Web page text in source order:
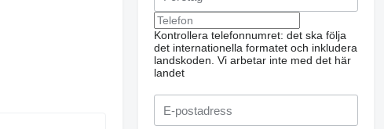
Kontrollera telefonnumret: det ska följa
det internationella formatet och inkludera
landskoden. Vi arbetar inte med det här
landet